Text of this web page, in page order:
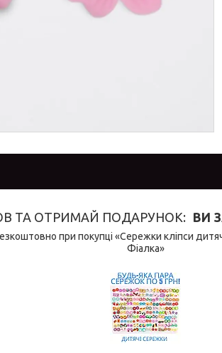
ТА ОТРИМАЙ ПОДАРУНОК ВИ
при покупці «Сережки кліпси
Фіалка»